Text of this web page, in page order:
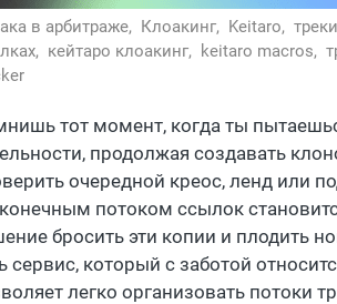
в арбитраже, Клоакинг, Keitaro,
кейтаро клоакинг, keitaro macros,
тот момент, когда ты
продолжая создавать
очередной креос, ленд или
потоком ссылок
бросить эти копии и плодить
сервис, который с заботой
легко организовать потоки